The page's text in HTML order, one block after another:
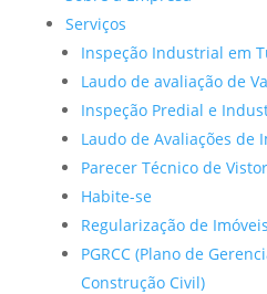
Serviços
Inspeção Industrial em
Laudo de avaliação de
Inspeção Predial e
Laudo de Avaliações de
Parecer Técnico de
Habite-se
Regularização de Imóveis
PGRCC (Plano de
Construção Civil)